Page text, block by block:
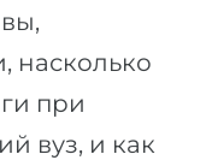
насколько
при
вуз, и как